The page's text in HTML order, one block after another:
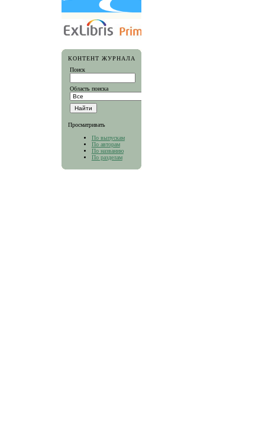
КОНТЕНТ ЖУРНАЛА
Поиск
Область поиска
Просматривать
По выпускам
По авторам
По названию
По разделам